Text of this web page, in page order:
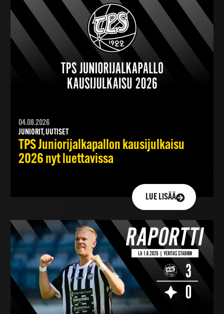
04.08.2026
JUNIORIT, UUTISET
TPS Juniorijalkapallon kausijulkaisu
2026 nyt luettavissa
LUE LISÄÄ